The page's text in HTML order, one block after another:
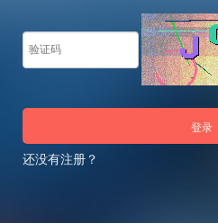
登录
还没有注册？